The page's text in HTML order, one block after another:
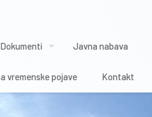
Dokumenti Javna nabava
vremenske pojave Kontakt